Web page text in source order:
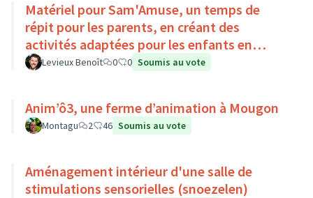
Matériel pour Sam'Amuse, un temps de
répit pour les parents, en créant des
activités adaptées pour les enfants en
situation de handicap
Levieux Benoît 0 0 Soumis au vote
Anim’ô3, une ferme d’animation à Mougon
Montagu 2 46 Soumis au vote
Aménagement intérieur d'une salle de
stimulations sensorielles (snoezelen)